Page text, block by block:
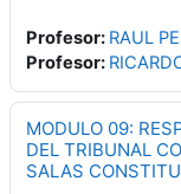
Profesor: RAUL
Profesor:
MODULO 09:
DEL TRIBUNAL
SALAS